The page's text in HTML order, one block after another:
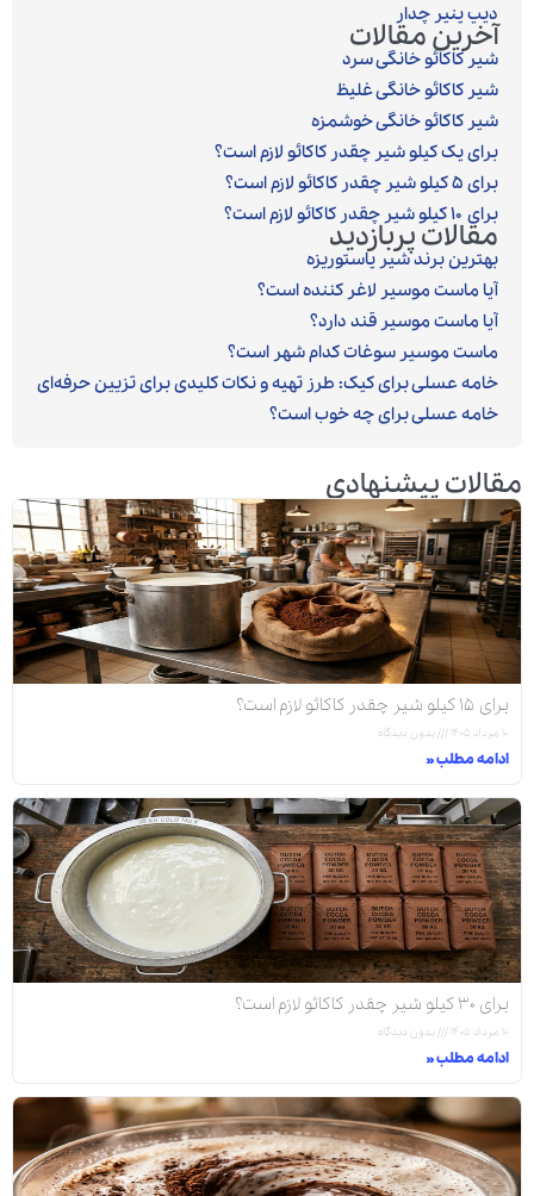
دیپ پنیر چدار
آخرین مقالات
شیر کاکائو خانگی سرد
شیر کاکائو خانگی غلیظ
شیر کاکائو خانگی خوشمزه
برای یک کیلو شیر چقدر کاکائو لازم است؟
برای ۵ کیلو شیر چقدر کاکائو لازم است؟
برای ۱۰ کیلو شیر چقدر کاکائو لازم است؟
مقالات پربازدید
بهترین برند شیر پاستوریزه
آیا ماست موسیر لاغر کننده است؟
آیا ماست موسیر قند دارد؟
ماست موسیر سوغات کدام شهر است؟
خامه عسلی برای کیک: طرز تهیه و نکات کلیدی برای تزیین حرفه‌ای
خامه عسلی برای چه خوب است؟
مقالات پیشنهادی
برای ۱۵ کیلو شیر چقدر کاکائو لازم است؟
۱۰ مرداد ۱۴۰۵ بدون دیدگاه
ادامه مطلب »
برای ۳۰ کیلو شیر چقدر کاکائو لازم است؟
۱۰ مرداد ۱۴۰۵ بدون دیدگاه
ادامه مطلب »